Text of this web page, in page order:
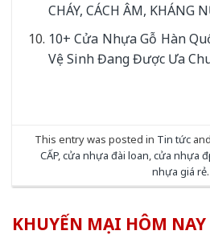
CHÁY, CÁCH ÂM, KHÁNG
10+ Cửa Nhựa Gỗ Hàn
Vệ Sinh Đang Được Ưa
This entry was posted in Tin tức
CẤP,cửa nhựa đài loan,cửa nhựa
nhựa giá rẻ.
KHUYẾN MẠI HÔM NAY